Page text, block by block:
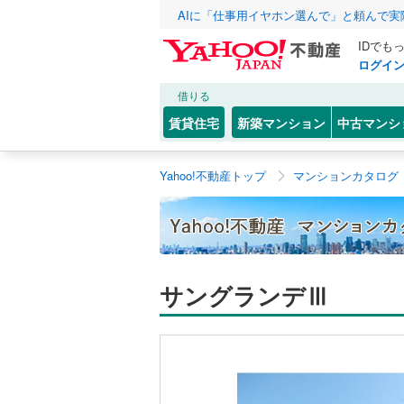
AIに「仕事用イヤホン選んで」と頼んで
IDでも
ログイン
借りる
賃貸住宅 新築マンション 中古マンシ
Yahoo!不動産トップ マンションカタログ
サングランデⅢ